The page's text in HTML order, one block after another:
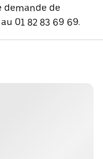
demande de
01 82 83 69 69.